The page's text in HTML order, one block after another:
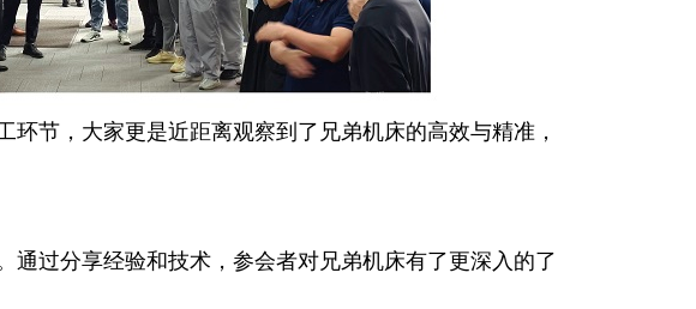
节，大家更是近距离观察到了兄弟机床的高效与精准，
过分享经验和技术，参会者对兄弟机床有了更深入的了